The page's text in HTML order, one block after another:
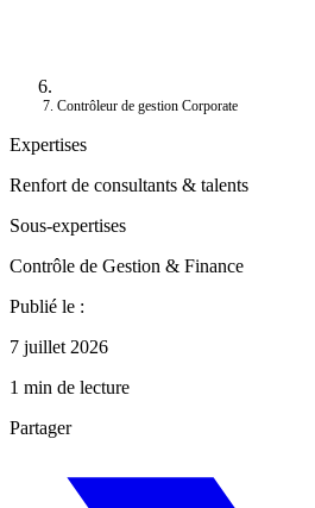
Contrôleur de gestion Corporate
Expertises
Renfort de consultants & talents
Sous-expertises
Contrôle de Gestion & Finance
Publié le :
7 juillet 2026
1 min de lecture
Partager